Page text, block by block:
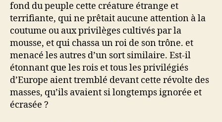
fond du peuple cette créature étrange et
terrifiante, qui ne prêtait aucune attention à la
coutume ou aux privilèges cultivés par la
mousse, et qui chassa un roi de son trône. et
menacé les autres d’un sort similaire. Est-il
étonnant que les rois et tous les privilégiés
d’Europe aient tremblé devant cette révolte des
masses, qu’ils avaient si longtemps ignorée et
écrasée ?